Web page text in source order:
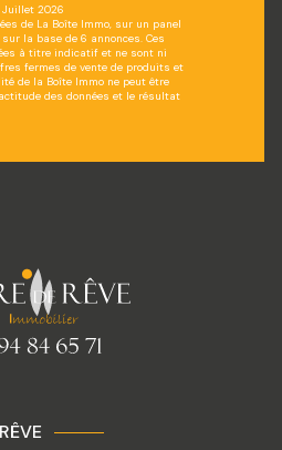
2026
de La Boîte Immo, sur un panel
la base de 6 annonces. Ces
à titre indicatif et ne sont ni
fermes de vente de produits et
de la Boîte Immo ne peut être
des données et le résultat